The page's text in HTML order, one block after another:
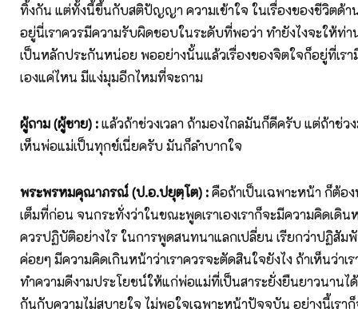
ทิ้งกัน แต่ทั้งนี้ขึ้นกับสติปัญญา ความเข้าใจ ในเรื่องของชีวิตด้า
อยู่นี่เราควรมีความรับผิดชอบในระดับที่พอว่า ทำยังไงจะให้ท่า
เป็นหลักประกันหน่อย พออย่างนั้นแล้วเรื่องของจิตใจก็อยู่ที่เร
เองแค่ไหน มีแง่มุมอีกไหมที่จะถาม
ผู้ถาม (ผู้ชาย) :แล้วถ้าช่วงเวลา ถ้ามองไกลมันก็ดีครับ แต่ถ้าช่ว
เห็นพ่อแม่เป็นทุกข์เนี่ยครับ มันก็ลำบากใจ
พระพรหมคุณาภรณ์ (ป.อ.ปยุตฺโต) :คือถ้าเป็นเฉพาะหน้า ก็ต้อ
เต็มที่ก่อน จนกระทั่งว่าในขณะพูดเราเองเราก็จะมีความคิดเดิน
ควรปฏิบัติอย่างไร ในการพูดสนทนาแลกเปลี่ยน เรียกว่าปฏิสัม
ค่อยๆ มีความคิดเกินหน้าว่าเราควรจะตัดสินใจยังไง ถ้าเห็นว่าเร
ทำความดีงามประโยชน์ให้แก่พ่อแม่ที่เป็นสาระยั่งยืนยาวนานไ
กันกับความไม่สบายใจ ไม่พอใจเฉพาะหน้าปัจจุบัน อย่างนี้เรา